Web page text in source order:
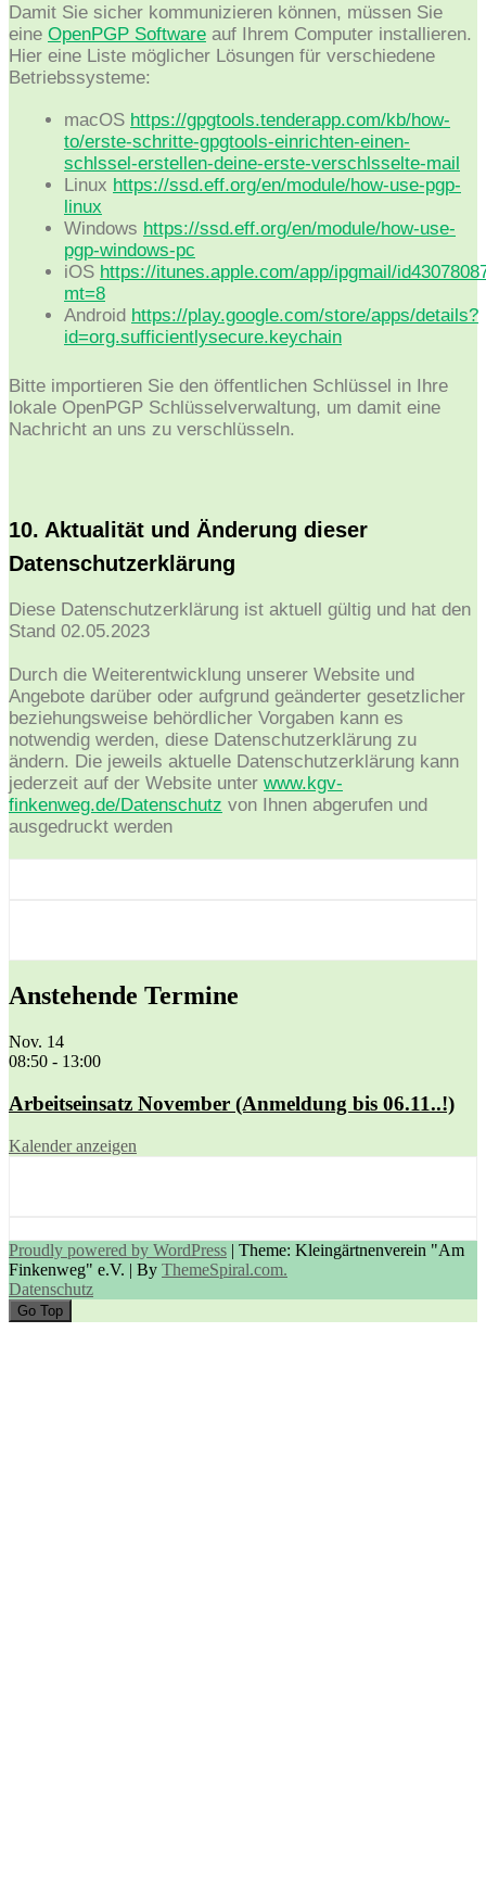
Damit Sie sicher kommunizieren können, müssen Sie
eine OpenPGP Software auf Ihrem Computer installieren.
Hier eine Liste möglicher Lösungen für verschiedene
Betriebssysteme:
macOS https://gpgtools.tenderapp.com/kb/how-
to/erste-schritte-gpgtools-einrichten-einen-
schlssel-erstellen-deine-erste-verschlsselte-mail
Linux https://ssd.eff.org/en/module/how-use-pgp-
linux
Windows https://ssd.eff.org/en/module/how-use-
pgp-windows-pc
iOS https://itunes.apple.com/app/ipgmail/
mt=8
Android https://play.google.com/store/apps/details?
id=org.sufficientlysecure.keychain
Bitte importieren Sie den öffentlichen Schlüssel in Ihre
lokale OpenPGP Schlüsselverwaltung, um damit eine
Nachricht an uns zu verschlüsseln.
10. Aktualität und Änderung dieser
Datenschutzerklärung
Diese Datenschutzerklärung ist aktuell gültig und hat den
Stand 02.05.2023
Durch die Weiterentwicklung unserer Website und
Angebote darüber oder aufgrund geänderter gesetzlicher
beziehungsweise behördlicher Vorgaben kann es
notwendig werden, diese Datenschutzerklärung zu
ändern. Die jeweils aktuelle Datenschutzerklärung kann
jederzeit auf der Website unter www.kgv-
finkenweg.de/Datenschutz von Ihnen abgerufen und
ausgedruckt werden
Anstehende Termine
Nov. 14
08:50 - 13:00
Arbeitseinsatz November (Anmeldung bis 06.11..!)
Kalender anzeigen
Proudly powered by WordPress | Theme: Kleingärtnenverein "Am
Finkenweg" e.V. | By ThemeSpiral.com.
Datenschutz
Go Top